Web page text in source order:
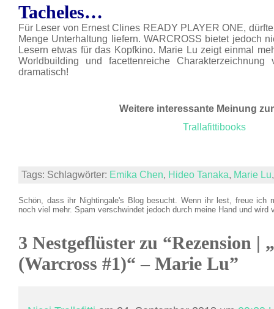
Tacheles…
Für Leser von Ernest Clines READY PLAYER ONE,
Menge Unterhaltung liefern. WARCROSS bietet jedoch
Lesern etwas für das Kopfkino. Marie Lu zeigt einmal
Worldbuilding und facettenreiche
dramatisch!
Weitere interessante Meinung
Trallafittibooks
Tags: Schlagwörter: Emika Chen, Hideo Tanaka, Marie Lu
Schön, dass ihr Nightingale's Blog besucht. Wenn ihr lest, freue ich
noch viel mehr. Spam verschwindet jedoch durch meine Hand und wird
3 Nestgeflüster zu “Rezension |
(Warcross #1)“ – Marie Lu”